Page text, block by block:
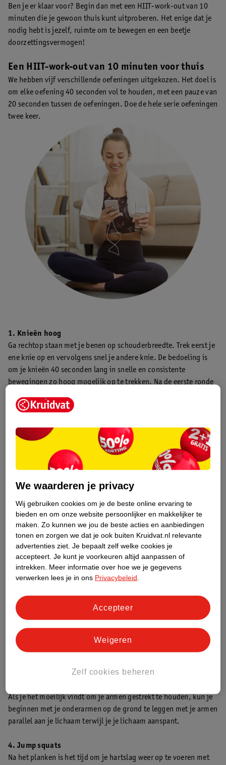
Ben je er klaar voor? Begin dan met een HIIT-work-out van 10
minuten die je gewoon thuis kunt uitproberen. Het enige dat je
nodig hebt is jezelf, ruimte om te bewegen en een beetje
doorzettingsvermogen!
Een HIIT-work-out van 10 minuten voor thuis
We hebben vijf verschillende oefeningen uitgekozen. Het doel is
om elke oefening 40 seconden vol te houden, met een pauze van
20 seconden tussen de oefeningen. Doe de hele serie oefeningen
twee keer.
1. Knieën hoog
Ga rechtop staan met je benen op schouderbreedte. Trek eerst je
ene knie op en vervolgens snel je andere knie. De bedoeling is
om je knieën 40 seconden lang in snelle en consistente
bewegingen zo hoog mogelijk op te trekken. Na de eerste ronde
Of je ze nu leuk vindt of niet, burpees zijn heel effectief om je
armen, rug, borst, billen en romp te trainen.
Zo doe je een klassieke burpee: ga rechtop staan en zak naar
Schop je benen naar achteren terwijl je je lichaam in een
plankpositie houdt. Je kunt het jezelf extra moeilijk maken door
nu een push-up te doen, maar je kunt ook gewoon weer
terugspringen naar een hurkpositie en van daaruit omhoog
springen met je handen boven je hoofd. Herhaal dit 40 seconden
3. Planking
gebruikmaakt van je eigen lichaamsgewicht om vooral je romp
te versterken.
Begin in de push-uppositie met je handen direct onder je
schouders en je tenen stevig op de grond. Houd 40 seconden
een optimaal effect.
Als je het moeilijk vindt om je armen gestrekt te houden, kun je
beginnen met je onderarmen op de grond te leggen met je armen
parallel aan je lichaam terwijl je je lichaam aanspant.
4. Jump squats
Na het planken is het tijd om je hartslag weer op te voeren met
We waarderen je privacy
Wij gebruiken cookies om je de beste online ervaring te
bieden en om onze website persoonlijker en makkelijker te
maken. Zo kunnen we jou de beste acties en aanbiedingen
tonen en zorgen we dat je ook buiten Kruidvat.nl relevante
advertenties ziet. Je bepaalt zelf welke cookies je
accepteert. Je kunt je voorkeuren altijd aanpassen of
intrekken.
Meer informatie over hoe we je gegevens
verwerken lees je in ons Privacybeleid
Zelf cookies beheren
Weigeren
Accepteer